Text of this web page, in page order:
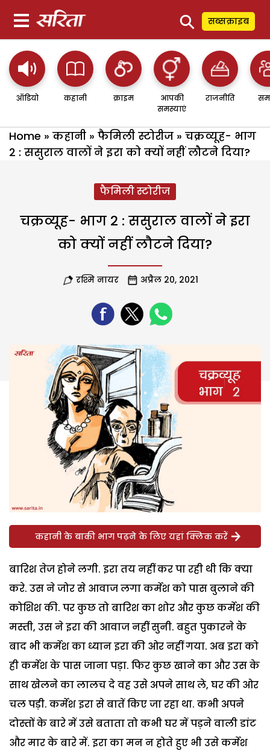
⚲ सब्सक्राइब
ऑडियो कहानी क्राइम
आपकी
समस्याएं
राजनीति
Home » कहानी » फैमिली स्टोरीज » चक्रव्यूह- भाग
2 : ससुराल वालों ने इरा को क्यों नहीं लौटने दिया?
फैमिली स्टोरीज
चक्रव्यूह- भाग 2 : ससुराल वालों ने इरा
को क्यों नहीं लौटने दिया?
रश्मि नायर अप्रैल 20, 2021
कहानी के बाकी भाग पढ़ने के लिए यहां क्लिक करें
बारिश तेज होने लगी. इरा तय नहीं कर पा रही थी कि क्या
करे. उस ने जोर से आवाज लगा कर्मेश को पास बुलाने की
कोशिश की. पर कुछ तो बारिश का शोर और कुछ कर्मेश की
मस्ती, उस ने इरा की आवाज नहीं सुनी. बहुत पुकारने के
बाद भी कर्मेश का ध्यान इरा की ओर नहीं गया. अब इरा को
ही कर्मेश के पास जाना पड़ा. फिर कुछ खाने का और उस के
साथ खेलने का लालच दे वह उसे अपने साथ ले, घर की ओर
चल पड़ी. कर्मेश इरा से बातें किए जा रहा था. कभी अपने
दोस्तों के बारे में उसे बताता तो कभी घर में पड़ने वाली डांट
और मार के बारे में. इरा का मन न होते हुए भी उसे कर्मेश